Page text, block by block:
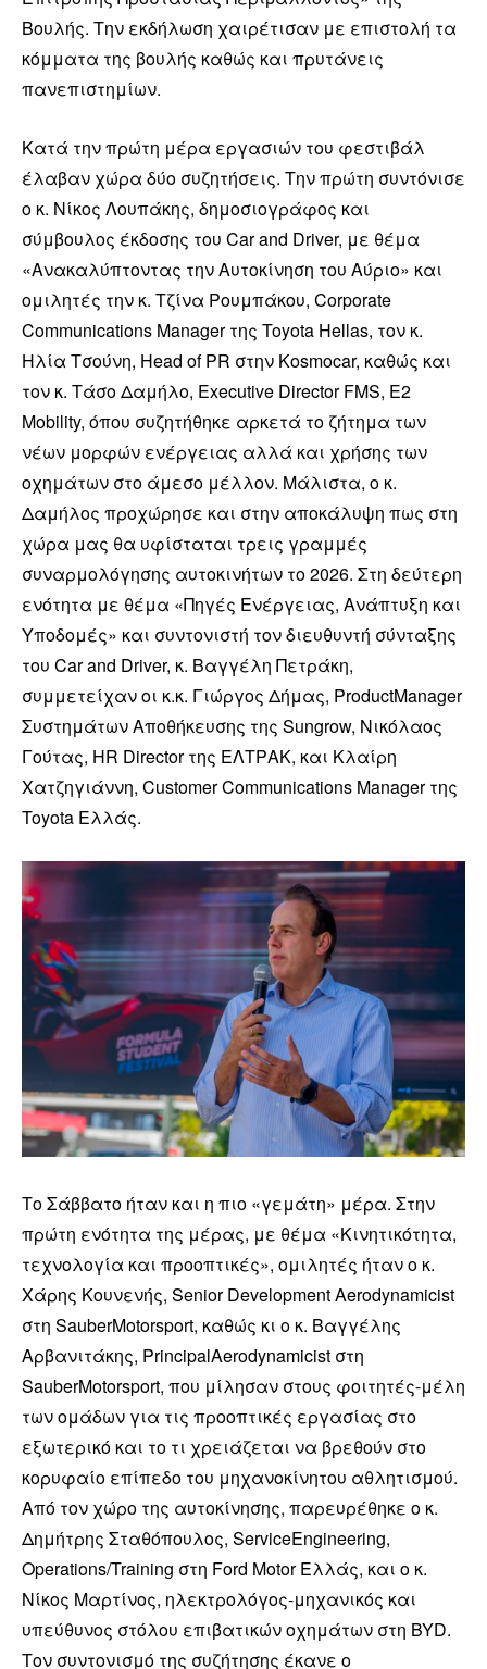
Βουλής. Την εκδήλωση χαιρέτισαν με επιστολή τα
κόμματα της βουλής καθώς και πρυτάνεις
πανεπιστημίων.
Κατά την πρώτη μέρα εργασιών του φεστιβάλ
έλαβαν χώρα δύο συζητήσεις. Την πρώτη συντόνισε
ο κ. Νίκος Λουπάκης, δημοσιογράφος και
σύμβουλος έκδοσης του Car and Driver, με θέμα
«Ανακαλύπτοντας την Αυτοκίνηση του Αύριο» και
ομιλητές την κ. Τζίνα Ρουμπάκου, Corporate
Communications Manager της Toyota Hellas, τον κ.
Ηλία Τσούνη, Head of PR στην Kosmocar, καθώς και
τον κ. Τάσο Δαμήλο, Executive Director FMS, E2
Mobility, όπου συζητήθηκε αρκετά το ζήτημα των
νέων μορφών ενέργειας αλλά και χρήσης των
οχημάτων στο άμεσο μέλλον. Μάλιστα, ο κ.
Δαμήλος προχώρησε και στην αποκάλυψη πως στη
χώρα μας θα υφίσταται τρεις γραμμές
συναρμολόγησης αυτοκινήτων το 2026. Στη δεύτερη
ενότητα με θέμα «Πηγές Ενέργειας, Ανάπτυξη και
Υποδομές» και συντονιστή τον διευθυντή σύνταξης
του Car and Driver, κ. Βαγγέλη Πετράκη,
συμμετείχαν οι κ.κ. Γιώργος Δήμας, ProductManager
Συστημάτων Αποθήκευσης της Sungrow, Νικόλαος
Γούτας, HR Director της ΕΛΤΡΑΚ, και Κλαίρη
Χατζηγιάννη, Customer Communications Manager της
Toyota Ελλάς.
Το Σάββατο ήταν και η πιο «γεμάτη» μέρα. Στην
πρώτη ενότητα της μέρας, με θέμα «Κινητικότητα,
τεχνολογία και προοπτικές», ομιλητές ήταν ο κ.
Χάρης Κουνενής, Senior Development Aerodynamicist
στη SauberMotorsport, καθώς κι ο κ. Βαγγέλης
Αρβανιτάκης, PrincipalAerodynamicist στη
SauberMotorsport, που μίλησαν στους φοιτητές-μέλη
των ομάδων για τις προοπτικές εργασίας στο
εξωτερικό και το τι χρειάζεται να βρεθούν στο
κορυφαίο επίπεδο του μηχανοκίνητου αθλητισμού.
Από τον χώρο της αυτοκίνησης, παρευρέθηκε ο κ.
Δημήτρης Σταθόπουλος, ServiceEngineering,
Operations/Training στη Ford Motor Ελλάς, και ο κ.
Νίκος Μαρτίνος, ηλεκτρολόγος-μηχανικός και
υπεύθυνος στόλου επιβατικών οχημάτων στη BYD.
Τον συντονισμό της συζήτησης έκανε ο